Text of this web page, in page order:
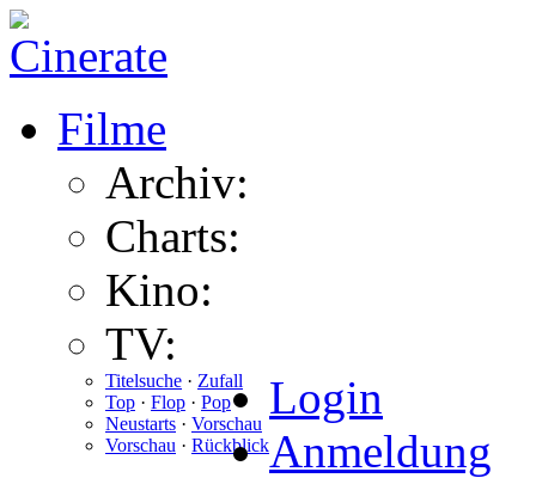
Filme
Archiv:
Charts:
Kino:
TV:
Titelsuche · Zufall
Top · Flop · Pop
Neustarts · Vorschau
Vorschau · Rückblick
Login
Anmeldung